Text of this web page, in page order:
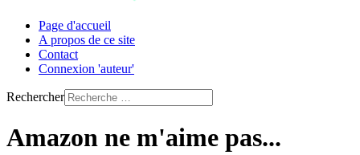
Page d'accueil
A propos de ce site
Contact
Connexion 'auteur'
Rechercher
Amazon ne m'aime pas...